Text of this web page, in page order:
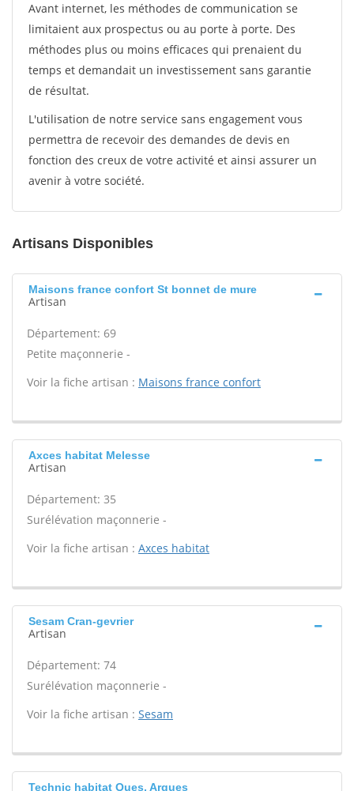
Avant internet, les méthodes de communication se
limitaient aux prospectus ou au porte à porte. Des
méthodes plus ou moins efficaces qui prenaient du
temps et demandait un investissement sans garantie
de résultat.
L'utilisation de notre service sans engagement vous
permettra de recevoir des demandes de devis en
fonction des creux de votre activité et ainsi assurer un
avenir à votre société.
Artisans Disponibles
Maisons france confort St bonnet de mure
Artisan
Département: 69
Petite maçonnerie -
Voir la fiche artisan : Maisons france confort
Axces habitat Melesse
Artisan
Département: 35
Surélévation maçonnerie -
Voir la fiche artisan : Axces habitat
Sesam Cran-gevrier
Artisan
Département: 74
Surélévation maçonnerie -
Voir la fiche artisan : Sesam
Technic habitat Ques, Arques